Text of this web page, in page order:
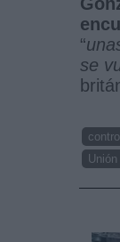
“
se